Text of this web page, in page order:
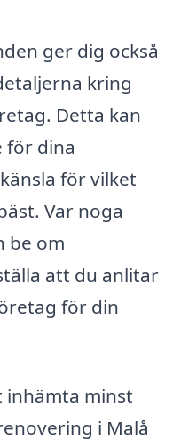
ger dig också
kring
Detta kan
för dina
för vilket
Var noga
be om
att du anlitar
för din
inhämta minst
i Malå